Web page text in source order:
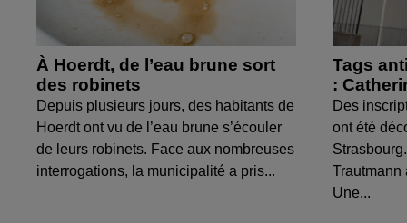
À Hoerdt, de l’eau brune sort
des robinets
Depuis plusieurs jours, des habitants de
Hoerdt ont vu de l’eau brune s’écouler
de leurs robinets. Face aux nombreuses
interrogations, la municipalité a pris...
Tags
:
Des
ont été
Trautmann
Une...